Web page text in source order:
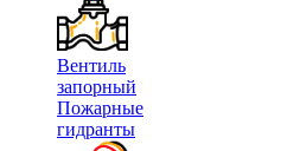
Вентиль
запорный
Пожарные
гидранты